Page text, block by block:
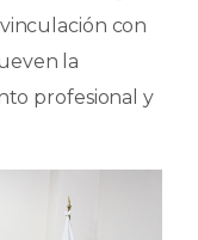
con
la
profesional y